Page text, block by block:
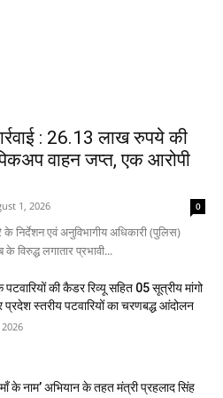
: 26.13 लाख रुपये की
वाहन जप्त, एक आरोपी
1, 2026 0
निर्देशन एवं अनुविभागीय अधिकारी (पुलिस)
विरुद्ध लगातार प्रभावी...
की कैडर रिव्यू सहित 05 सूत्रीय मांगो
स्तरीय पटवारियों का चरणबद्ध आंदोलन
के नाम’ अभियान के तहत मंत्री प्रहलाद सिंह